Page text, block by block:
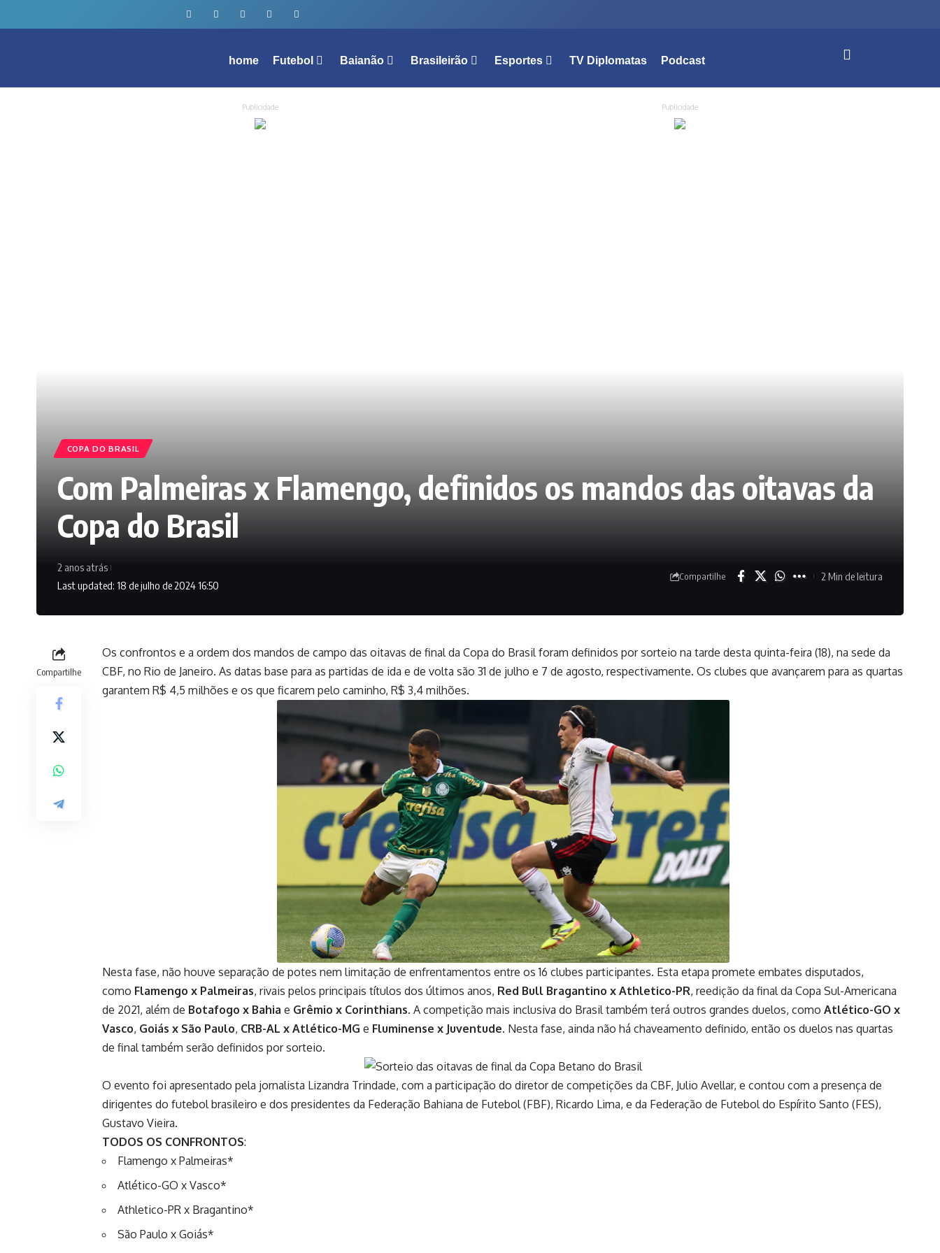
home Futebol Baianão Brasileirão Esportes TV Diplomatas Podcast
Publicidade Publicidade
COPA DO BRASIL
Com Palmeiras x Flamengo, definidos os mandos das oitavas da
Copa do Brasil
Last updated: 18 de julho de 2024 16:50
2 anos atrás
Compartilhe 2 Min de leitura
Compartilhe
Os confrontos e a ordem dos mandos de campo das oitavas de final da Copa do Brasil foram definidos por sorteio na tarde desta quinta-feira (18), na sede da
CBF, no Rio de Janeiro. As datas base para as partidas de ida e de volta são 31 de julho e 7 de agosto, respectivamente. Os clubes que avançarem para as quartas
garantem R$ 4,5 milhões e os que ficarem pelo caminho, R$ 3,4 milhões.
Nesta fase, não houve separação de potes nem limitação de enfrentamentos entre os 16 clubes participantes. Esta etapa promete embates disputados,
como Flamengo x Palmeiras, rivais pelos principais títulos dos últimos anos, Red Bull Bragantino x Athletico-PR, reedição da final da Copa Sul-Americana
de 2021, além de Botafogo x Bahia e Grêmio x Corinthians. A competição mais inclusiva do Brasil também terá outros grandes duelos, como Atlético-GO x
Vasco, Goiás x São Paulo, CRB-AL x Atlético-MG e Fluminense x Juventude. Nesta fase, ainda não há chaveamento definido, então os duelos nas quartas
de final também serão definidos por sorteio.
O evento foi apresentado pela jornalista Lizandra Trindade, com a participação do diretor de competições da CBF, Julio Avellar, e contou com a presença de
dirigentes do futebol brasileiro e dos presidentes da Federação Bahiana de Futebol (FBF), Ricardo Lima, e da Federação de Futebol do Espírito Santo (FES),
Gustavo Vieira.
TODOS OS CONFRONTOS:
Flamengo x Palmeiras*
Atlético-GO x Vasco*
Athletico-PR x Bragantino*
São Paulo x Goiás*